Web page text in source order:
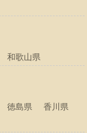
和歌山県
徳島県
香川県